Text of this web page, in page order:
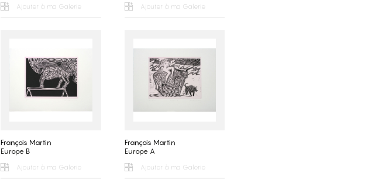
Ajouter à ma Galerie Ajouter à ma Galerie
François Martin
Europe B
Ajouter à ma Galerie
François Martin
Europe A
Ajouter à ma Galerie